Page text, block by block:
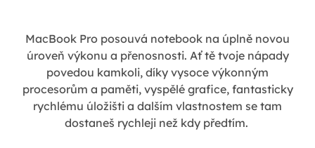
MacBook Pro posouvá notebook na úplně novou
úroveň výkonu a přenosnosti. Ať tě tvoje nápady
povedou kamkoli, díky vysoce výkonným
procesorům a paměti, vyspělé grafice, fantasticky
rychlému úložišti a dalším vlastnostem se tam
dostaneš rychleji než kdy předtím.